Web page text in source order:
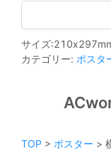
サイズ:210x297
カテゴリー: ポスタ
TOP > ポスター >